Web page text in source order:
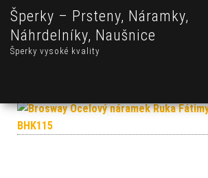
Šperky – Prsteny, Náramky,
Náhrdelníky, Naušnice
Šperky vysoké kvality